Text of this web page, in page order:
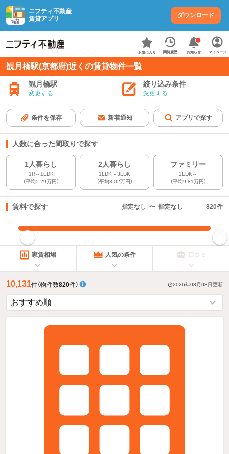
ニフティ不動産
賃貸アプリ
ダウンロード
お気に入り 閲覧履歴 お知らせ マイページ
観月橋駅(京都府)近くの賃貸物件一覧
観月橋駅
変更する
絞り込み条件
変更する
条件を保存 新着通知 アプリで探す
人数に合った間取りで探す
1人暮らし
1R～1LDK
（平均5.29万円）
2人暮らし
1LDK～3LDK
（平均8.02万円）
ファミリー
2LDK～
（平均9.81万円）
賃料で探す 指定なし 〜 指定なし 820件
指定した賃料で絞り込む
家賃相場 人気の条件 口コミ
10,131件（物件数820件） 2026年08月08日更新